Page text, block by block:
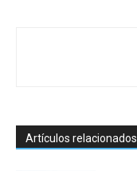
Artículos relacionados